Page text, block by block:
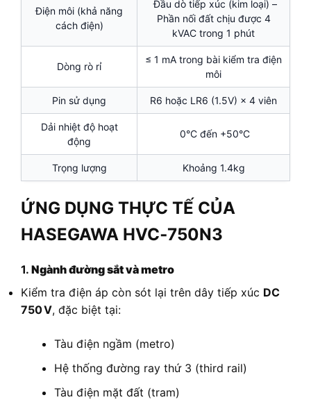
Điện môi (khả năng
cách điện)
Đầu dò tiếp xúc (kim loại) –
Phần nối đất chịu được 4
kVAC trong 1 phút
Dòng rò rỉ
≤ 1 mA trong bài kiểm tra điện
môi
Pin sử dụng R6 hoặc LR6 (1.5V) × 4 viên
Dải nhiệt độ hoạt
động
0°C đến +50°C
Trọng lượng Khoảng 1.4kg
ỨNG DỤNG THỰC TẾ CỦA
HASEGAWA HVC‑750N3
1. Ngành đường sắt và metro
Kiểm tra điện áp còn sót lại trên dây tiếp xúc DC
750 V, đặc biệt tại:
Tàu điện ngầm (metro)
Hệ thống đường ray thứ 3 (third rail)
Tàu điện mặt đất (tram)